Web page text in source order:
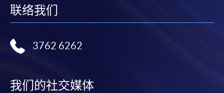
联络我们
3762 6262
我们的社交媒体